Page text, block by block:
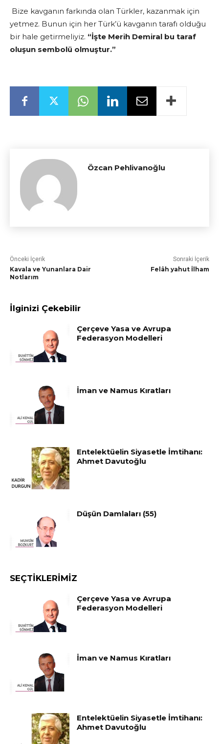
Bize kavganın farkında olan Türkler, kazanmak için
yetmez. Bunun için her Türk’ü kavganın tarafı olduğu
bir hale getirmeliyiz. “İşte Merih Demiral bu taraf
oluşun sembolü olmuştur.”
Özcan Pehlivanoğlu
Önceki İçerik
Kavala ve Yunanlara Dair
Notlarım
Sonraki İçerik
Felâh yahut İlham
İlginizi Çekebilir
Çerçeve Yasa ve Avrupa
Federasyon Modelleri
İman ve Namus Kıratları
Entelektüelin Siyasetle İmtihanı:
Ahmet Davutoğlu
Düşün Damlaları (55)
SEÇTIKLERIMIZ
Çerçeve Yasa ve Avrupa
Federasyon Modelleri
İman ve Namus Kıratları
Entelektüelin Siyasetle İmtihanı:
Ahmet Davutoğlu